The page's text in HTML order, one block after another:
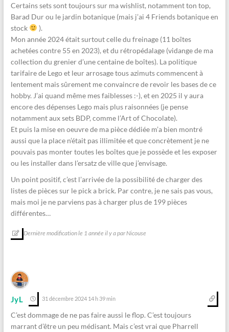
Certains sets sont toujours sur ma wishlist, notamment ton top,
Barad Dur ou le jardin botanique (mais j’ai 4 Friends botanique en
stock
).
Mon année 2024 était surtout celle du freinage (11 boîtes
achetées contre 55 en 2023), et du rétropédalage (vidange de ma
collection du grenier d’une centaine de boîtes). La politique
tarifaire de Lego et leur arrosage tous azimuts commencent à
lentement mais sûrement me convaincre de revoir les bases de ce
hobby. J’ai quand même mes faiblesses :-), et en 2025 il y aura
encore des dépenses Lego mais plus raisonnées (je pense
notamment aux sets BDP, comme l’Art of Chocolate).
Et puis la mise en oeuvre de ma pièce dédiée m’a bien montré
aussi que la place n’était pas illimitée et que concrètement je ne
pouvais pas monter toutes les boîtes que je possède et les exposer
ou les installer dans l’ersatz de ville que j’envisage.
Un point positif, c’est l’arrivée de la possibilité de charger des
listes de pièces sur le pick a brick. Par contre, je ne sais pas vous,
mais moi je ne parviens pas à charger plus de 199 pièces
différentes…
Dernière modification le 1 année il y a par Nicouse
JyL 31 décembre 2024 14 h 39 min
C’est dommage de ne pas faire aussi le flop. C’est toujours
marrant d’être un peu médisant. Mais c’est vrai que Pharrell